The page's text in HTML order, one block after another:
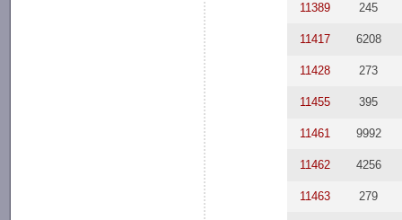
11389 245
11417 6208
11428 273
11455 395
11461 9992
11462 4256
11463 279